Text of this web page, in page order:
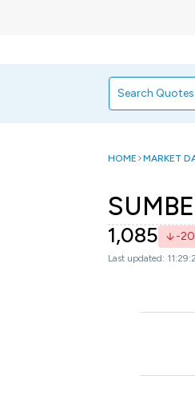
HOME MARKET
1,085 -
Last updated: